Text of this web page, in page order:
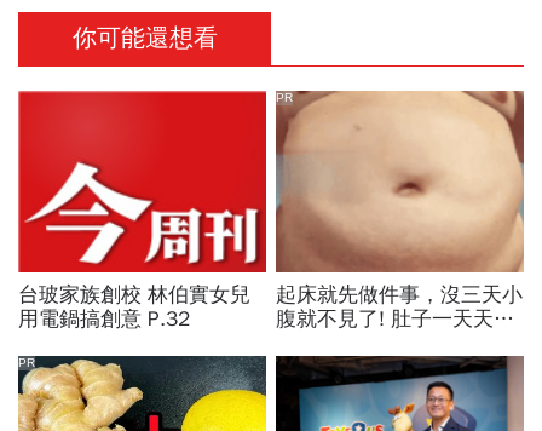
你可能還想看
台玻家族創校 林伯實女兒
用電鍋搞創意 P.32
起床就先做件事，沒三天小
腹就不見了! 肚子一天天變
PR
PR